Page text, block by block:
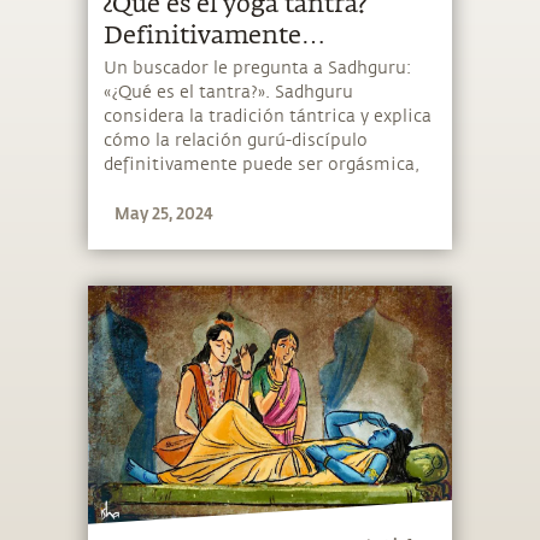
Definitivamente
orgásmico, pero no sexual
Un buscador le pregunta a Sadhguru:
«¿Qué es el tantra?». Sadhguru
considera la tradición tántrica y explica
cómo la relación gurú-discípulo
definitivamente puede ser orgásmica,
May 25, 2024